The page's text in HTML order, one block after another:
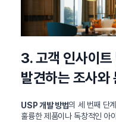
3. 고객 인사이
발견하는 조사와
USP 개발 방법의 세 번째 단
훌륭한 제품이나 독창적인 아